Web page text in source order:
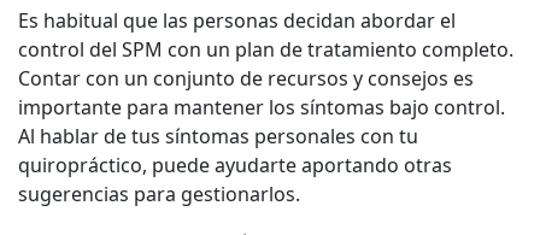
Es habitual que las personas decidan abordar el
control del SPM con un plan de tratamiento completo.
Contar con un conjunto de recursos y consejos es
importante para mantener los síntomas bajo control.
Al hablar de tus síntomas personales con tu
quiropráctico, puede ayudarte aportando otras
sugerencias para gestionarlos.